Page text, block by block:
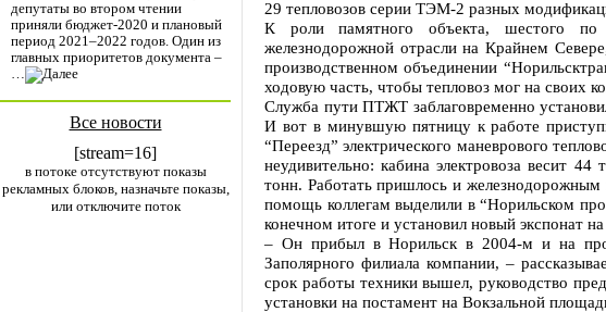
депутаты во втором чтении
приняли бюджет-2020 и плановый
период 2021–2022 годов. Один из
главных приоритетов документа –
…
Все новости
[stream=16]
в потоке отсутствуют показы
рекламных блоков, назначьте показы,
или отключите поток
29 тепловозов серии ТЭМ-2 разных
К роли памятного объекта, шестого по
железнодорожной отрасли на Крайнем
производственном объединении
ходовую часть, чтобы тепловоз мог на своих
Служба пути ПТЖТ заблаговременно
И вот в минувшую пятницу к работе
“Переезд” электрического маневрового
неудивительно: кабина электровоза весит
тонн. Работать пришлось и
помощь коллегам выделили в “Норильском
конечном итоге и установил новый экспонат
– Он прибыл в Норильск в 2004-м и на
Заполярного филиала компании, –
срок работы техники вышел, руководство
установки на постамент на Вокзальной